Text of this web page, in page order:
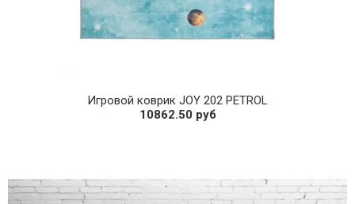
Игровой коврик JOY 202 PETROL
10862.50 руб